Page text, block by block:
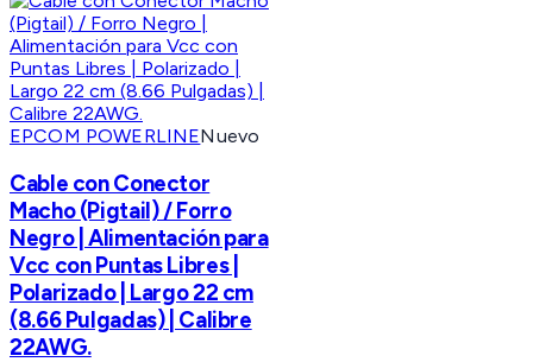
EPCOM POWERLINENuevo
Cable con Conector
Macho (Pigtail) / Forro
Negro | Alimentación para
Vcc con Puntas Libres |
Polarizado | Largo 22 cm
(8.66 Pulgadas) | Calibre
22AWG.